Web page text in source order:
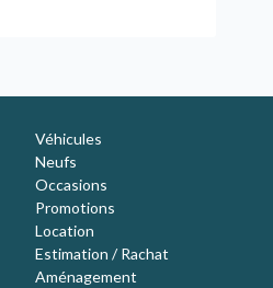
Véhicules
Neufs
Occasions
Promotions
Location
Estimation / Rachat
Aménagement